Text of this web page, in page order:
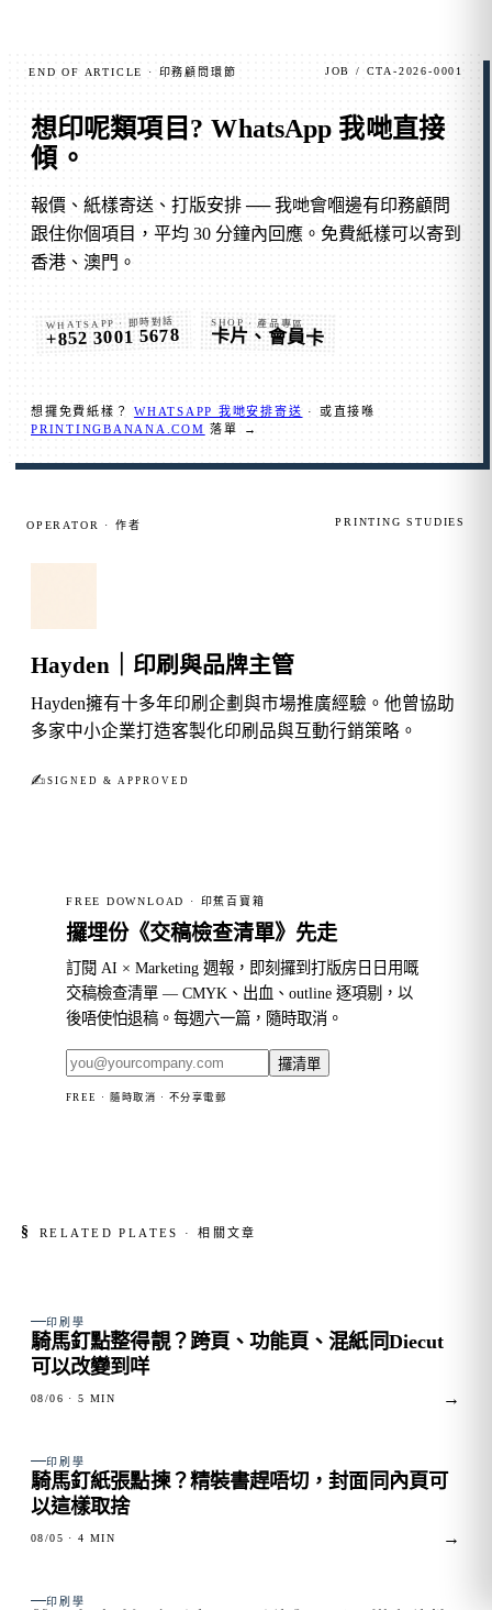
END OF ARTICLE · 印務顧問環節 JOB / CTA-2026-0001
想印呢類項目? WhatsApp 我哋直接
傾 。
報價、紙樣寄送、打版安排 ── 我哋會嗰邊有印務顧問
跟住你個項目，平均 30 分鐘內回應。免費紙樣可以寄到
香港、澳門。
WHATSAPP · 即時對話
+852 3001 5678
SHOP · 產品專區
卡片、會員卡
想攞免費紙樣？WHATSAPP 我哋安排寄送 · 或直接喺
PRINTINGBANANA.COM 落單 →
OPERATOR · 作者 PRINTING STUDIES
Hayden｜印刷與品牌主管
Hayden擁有十多年印刷企劃與市場推廣經驗。他曾協助
多家中小企業打造客製化印刷品與互動行銷策略。
✍︎ SIGNED & APPROVED
FREE DOWNLOAD · 印蕉百寶箱
攞埋份《交稿檢查清單》先走
訂閱 AI × Marketing 週報，即刻攞到打版房日日用嘅
交稿檢查清單 — CMYK、出血、outline 逐項剔，以
後唔使怕退稿。每週六一篇，隨時取消。
攞清單
FREE · 隨時取消 · 不分享電郵
§ RELATED PLATES · 相關文章
FIG. 01
印刷學
騎馬釘點整得靚？跨頁、功能頁、混紙同Diecut
可以改變到咩
08/06 · 5 MIN →
FIG. 02
印刷學
騎馬釘紙張點揀？精裝書趕唔切，封面同內頁可
以這樣取捨
08/05 · 4 MIN →
FIG. 03
印刷學